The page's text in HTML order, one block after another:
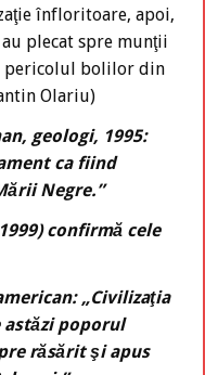
înfloritoare, apoi,
plecat spre munţii
pericolul bolilor din
Olariu)
geologi, 1995:
ca fiind
Negre.”
confirmă cele
„Civilizaţia
astăzi poporul
răsărit şi apus